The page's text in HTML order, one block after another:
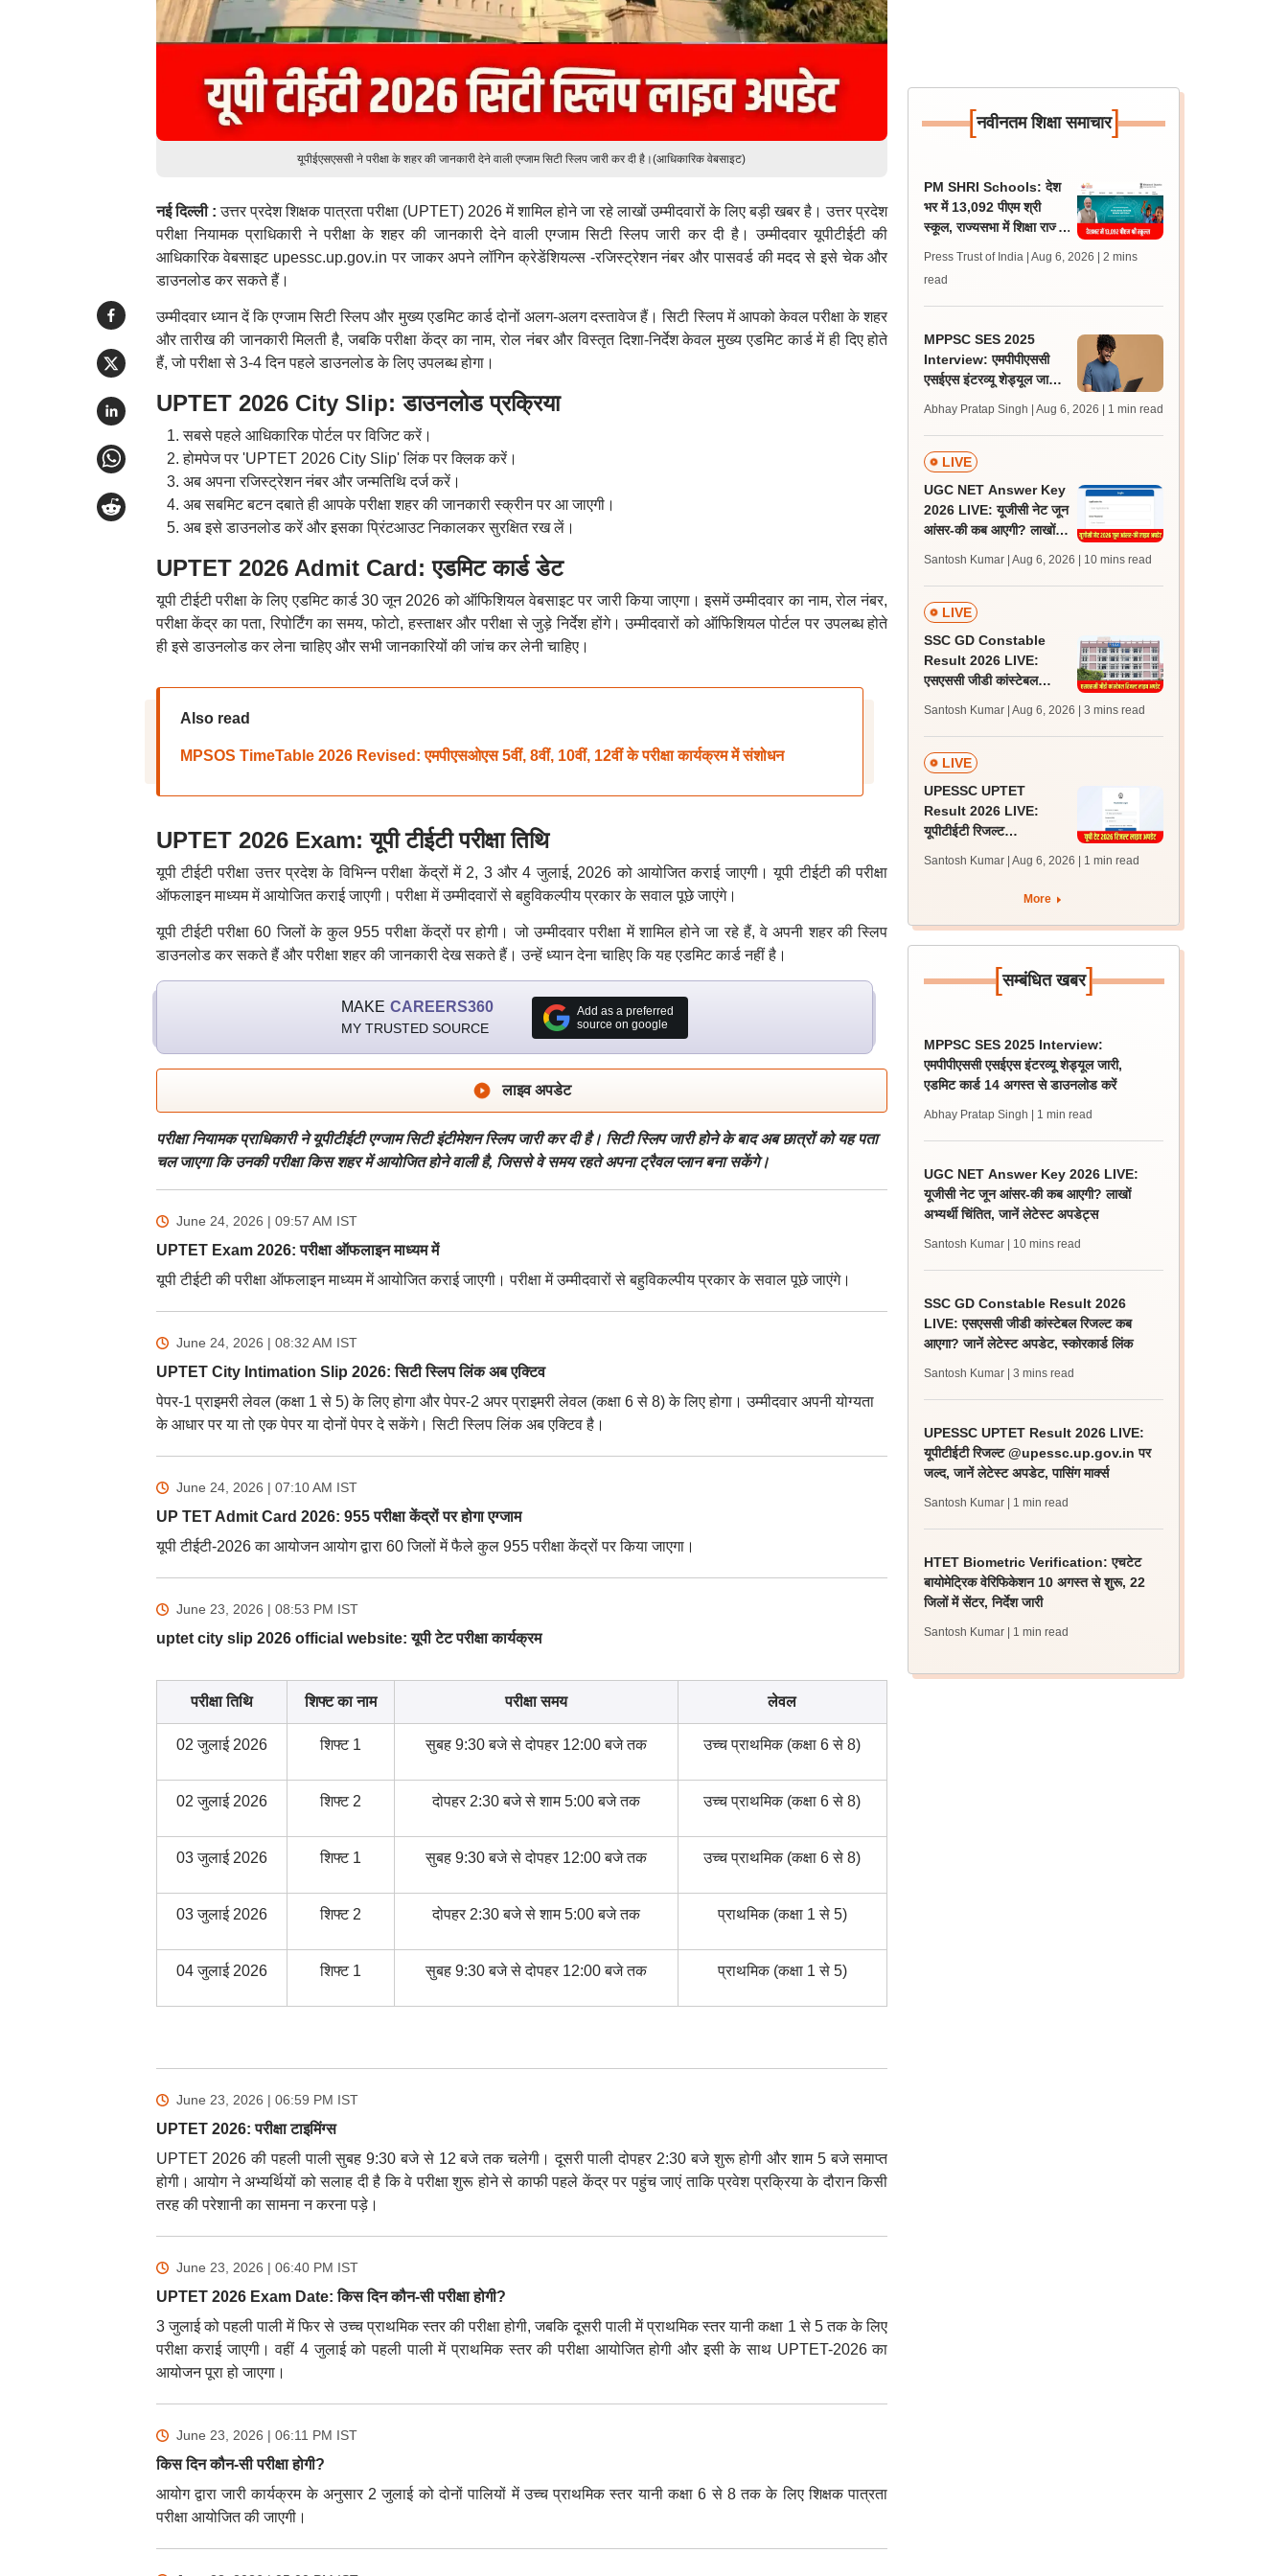
यूपीईएसएससी ने परीक्षा के शहर की जानकारी देने वाली एग्जाम सिटी स्लिप जारी कर दी है।(आधिकारिक वेबसाइट)
नई दिल्ली : उत्तर प्रदेश शिक्षक पात्रता परीक्षा (UPTET) 2026 में शामिल होने जा रहे लाखों उम्मीदवारों के लिए बड़ी खबर है। उत्तर प्रदेश
परीक्षा नियामक प्राधिकारी ने परीक्षा के शहर की जानकारी देने वाली एग्जाम सिटी स्लिप जारी कर दी है। उम्मीदवार यूपीटीईटी की
आधिकारिक वेबसाइट upessc.up.gov.in पर जाकर अपने लॉगिन क्रेडेंशियल्स -रजिस्ट्रेशन नंबर और पासवर्ड की मदद से इसे चेक और
डाउनलोड कर सकते हैं।
उम्मीदवार ध्यान दें कि एग्जाम सिटी स्लिप और मुख्य एडमिट कार्ड दोनों अलग-अलग दस्तावेज हैं। सिटी स्लिप में आपको केवल परीक्षा के शहर
और तारीख की जानकारी मिलती है, जबकि परीक्षा केंद्र का नाम, रोल नंबर और विस्तृत दिशा-निर्देश केवल मुख्य एडमिट कार्ड में ही दिए होते
हैं, जो परीक्षा से 3-4 दिन पहले डाउनलोड के लिए उपलब्ध होगा।
UPTET 2026 City Slip: डाउनलोड प्रक्रिया
सबसे पहले आधिकारिक पोर्टल पर विजिट करें।
होमपेज पर 'UPTET 2026 City Slip' लिंक पर क्लिक करें।
अब अपना रजिस्ट्रेशन नंबर और जन्मतिथि दर्ज करें।
अब सबमिट बटन दबाते ही आपके परीक्षा शहर की जानकारी स्क्रीन पर आ जाएगी।
अब इसे डाउनलोड करें और इसका प्रिंटआउट निकालकर सुरक्षित रख लें।
UPTET 2026 Admit Card: एडमिट कार्ड डेट
यूपी टीईटी परीक्षा के लिए एडमिट कार्ड 30 जून 2026 को ऑफिशियल वेबसाइट पर जारी किया जाएगा। इसमें उम्मीदवार का नाम, रोल नंबर,
परीक्षा केंद्र का पता, रिपोर्टिंग का समय, फोटो, हस्ताक्षर और परीक्षा से जुड़े निर्देश होंगे। उम्मीदवारों को ऑफिशियल पोर्टल पर उपलब्ध होते
ही इसे डाउनलोड कर लेना चाहिए और सभी जानकारियों की जांच कर लेनी चाहिए।
Also read
MPSOS TimeTable 2026 Revised: एमपीएसओएस 5वीं, 8वीं, 10वीं, 12वीं के परीक्षा कार्यक्रम में संशोधन
UPTET 2026 Exam: यूपी टीईटी परीक्षा तिथि
यूपी टीईटी परीक्षा उत्तर प्रदेश के विभिन्न परीक्षा केंद्रों में 2, 3 और 4 जुलाई, 2026 को आयोजित कराई जाएगी। यूपी टीईटी की परीक्षा
ऑफलाइन माध्यम में आयोजित कराई जाएगी। परीक्षा में उम्मीदवारों से बहुविकल्पीय प्रकार के सवाल पूछे जाएंगे।
यूपी टीईटी परीक्षा 60 जिलों के कुल 955 परीक्षा केंद्रों पर होगी। जो उम्मीदवार परीक्षा में शामिल होने जा रहे हैं, वे अपनी शहर की स्लिप
डाउनलोड कर सकते हैं और परीक्षा शहर की जानकारी देख सकते हैं। उन्हें ध्यान देना चाहिए कि यह एडमिट कार्ड नहीं है।
MAKE CAREERS360
MY TRUSTED SOURCE
Add as a preferred
source on google
लाइव अपडेट
परीक्षा नियामक प्राधिकारी ने यूपीटीईटी एग्जाम सिटी इंटीमेशन स्लिप जारी कर दी है। सिटी स्लिप जारी होने के बाद अब छात्रों को यह पता
चल जाएगा कि उनकी परीक्षा किस शहर में आयोजित होने वाली है, जिससे वे समय रहते अपना ट्रैवल प्लान बना सकेंगे।
June 24, 2026 | 09:57 AM IST
UPTET Exam 2026: परीक्षा ऑफलाइन माध्यम में
यूपी टीईटी की परीक्षा ऑफलाइन माध्यम में आयोजित कराई जाएगी। परीक्षा में उम्मीदवारों से बहुविकल्पीय प्रकार के सवाल पूछे जाएंगे।
June 24, 2026 | 08:32 AM IST
UPTET City Intimation Slip 2026: सिटी स्लिप लिंक अब एक्टिव
पेपर-1 प्राइमरी लेवल (कक्षा 1 से 5) के लिए होगा और पेपर-2 अपर प्राइमरी लेवल (कक्षा 6 से 8) के लिए होगा। उम्मीदवार अपनी योग्यता
के आधार पर या तो एक पेपर या दोनों पेपर दे सकेंगे। सिटी स्लिप लिंक अब एक्टिव है।
June 24, 2026 | 07:10 AM IST
UP TET Admit Card 2026: 955 परीक्षा केंद्रों पर होगा एग्जाम
यूपी टीईटी-2026 का आयोजन आयोग द्वारा 60 जिलों में फैले कुल 955 परीक्षा केंद्रों पर किया जाएगा।
June 23, 2026 | 08:53 PM IST
uptet city slip 2026 official website: यूपी टेट परीक्षा कार्यक्रम
परीक्षा तिथि शिफ्ट का नाम परीक्षा समय लेवल
02 जुलाई 2026 शिफ्ट 1 सुबह 9:30 बजे से दोपहर 12:00 बजे तक उच्च प्राथमिक (कक्षा 6 से 8)
02 जुलाई 2026 शिफ्ट 2 दोपहर 2:30 बजे से शाम 5:00 बजे तक उच्च प्राथमिक (कक्षा 6 से 8)
03 जुलाई 2026 शिफ्ट 1 सुबह 9:30 बजे से दोपहर 12:00 बजे तक उच्च प्राथमिक (कक्षा 6 से 8)
03 जुलाई 2026 शिफ्ट 2 दोपहर 2:30 बजे से शाम 5:00 बजे तक प्राथमिक (कक्षा 1 से 5)
04 जुलाई 2026 शिफ्ट 1 सुबह 9:30 बजे से दोपहर 12:00 बजे तक प्राथमिक (कक्षा 1 से 5)
June 23, 2026 | 06:59 PM IST
UPTET 2026: परीक्षा टाइमिंग्स
UPTET 2026 की पहली पाली सुबह 9:30 बजे से 12 बजे तक चलेगी। दूसरी पाली दोपहर 2:30 बजे शुरू होगी और शाम 5 बजे समाप्त
होगी। आयोग ने अभ्यर्थियों को सलाह दी है कि वे परीक्षा शुरू होने से काफी पहले केंद्र पर पहुंच जाएं ताकि प्रवेश प्रक्रिया के दौरान किसी
तरह की परेशानी का सामना न करना पड़े।
June 23, 2026 | 06:40 PM IST
UPTET 2026 Exam Date: किस दिन कौन-सी परीक्षा होगी?
3 जुलाई को पहली पाली में फिर से उच्च प्राथमिक स्तर की परीक्षा होगी, जबकि दूसरी पाली में प्राथमिक स्तर यानी कक्षा 1 से 5 तक के लिए
परीक्षा कराई जाएगी। वहीं 4 जुलाई को पहली पाली में प्राथमिक स्तर की परीक्षा आयोजित होगी और इसी के साथ UPTET-2026 का
आयोजन पूरा हो जाएगा।
June 23, 2026 | 06:11 PM IST
किस दिन कौन-सी परीक्षा होगी?
आयोग द्वारा जारी कार्यक्रम के अनुसार 2 जुलाई को दोनों पालियों में उच्च प्राथमिक स्तर यानी कक्षा 6 से 8 तक के लिए शिक्षक पात्रता
परीक्षा आयोजित की जाएगी।
[नवीनतम शिक्षा समाचार]
PM SHRI Schools: देश
भर में 13,092 पीएम श्री
स्कूल, राज्यसभा में शिक्षा राज्य
Press Trust of India | Aug 6, 2026
| 2 mins
read
MPPSC SES 2025
Interview: एमपीपीएससी
एसईएस इंटरव्यू शेड्यूल जारी,
डाउनलोड करें
Abhay Pratap Singh | Aug 6, 2026 | 1 min read
LIVE
UGC NET Answer Key
2026 LIVE: यूजीसी नेट जून
आंसर-की कब आएगी? लाखों
Santosh Kumar | Aug 6, 2026 | 10 mins read
LIVE
SSC GD Constable
Result 2026 LIVE:
एसएससी जीडी कांस्टेबल
लेटेस्ट अपडेट, स्कोरकार्ड लिंक
Santosh Kumar | Aug 6, 2026 | 3 mins read
LIVE
UPESSC UPTET
Result 2026 LIVE:
यूपीटीईटी रिजल्ट
जल्द, जानें लेटेस्ट अपडेट,
Santosh Kumar | Aug 6, 2026 | 1 min read
More
[सम्बंधित खबर]
MPPSC SES 2025 Interview:
एमपीपीएससी एसईएस इंटरव्यू शेड्यूल जारी,
एडमिट कार्ड 14 अगस्त से डाउनलोड करें
Abhay Pratap Singh | 1 min read
UGC NET Answer Key 2026 LIVE:
यूजीसी नेट जून आंसर-की कब आएगी? लाखों
अभ्यर्थी चिंतित, जानें लेटेस्ट अपडेट्स
Santosh Kumar | 10 mins read
SSC GD Constable Result 2026
LIVE: एसएससी जीडी कांस्टेबल रिजल्ट कब
आएगा? जानें लेटेस्ट अपडेट, स्कोरकार्ड लिंक
Santosh Kumar | 3 mins read
UPESSC UPTET Result 2026 LIVE:
यूपीटीईटी रिजल्ट @upessc.up.gov.in पर
जल्द, जानें लेटेस्ट अपडेट, पासिंग मार्क्स
Santosh Kumar | 1 min read
HTET Biometric Verification: एचटेट
बायोमेट्रिक वेरिफिकेशन 10 अगस्त से शुरू, 22
जिलों में सेंटर, निर्देश जारी
Santosh Kumar | 1 min read